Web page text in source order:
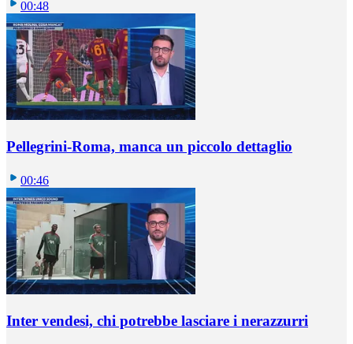
00:48
Pellegrini-Roma, manca un piccolo dettaglio
00:46
Inter vendesi, chi potrebbe lasciare i nerazzurri